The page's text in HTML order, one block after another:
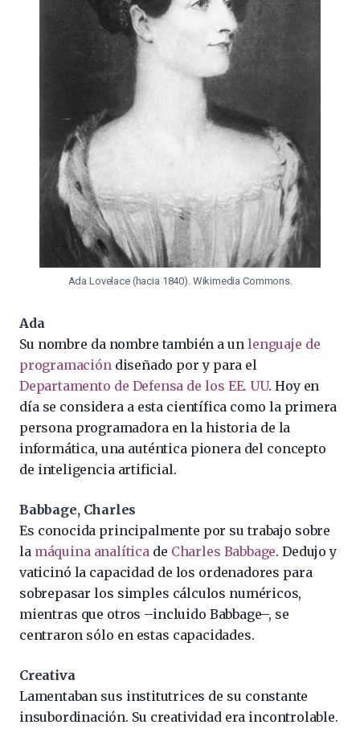
Ada Lovelace (hacia 1840). Wikimedia Commons.
Ada
Su nombre da nombre también a unlenguaje de
programación diseñado por y para el
Departamento de Defensa de los EE. UU. Hoy en
día se considera a esta científica como la primera
persona programadora en la historia de la
informática, una auténtica pionera del concepto
de inteligencia artificial.
Babbage, Charles
Es conocida principalmente por su trabajo sobre
la máquina analítica de Charles Babbage. Dedujo y
vaticinó la capacidad de los ordenadores para
sobrepasar los simples cálculos numéricos,
mientras que otros –incluido Babbage–, se
centraron sólo en estas capacidades.
Creativa
Lamentaban sus institutrices de su constante
insubordinación. Su creatividad era incontrolable.